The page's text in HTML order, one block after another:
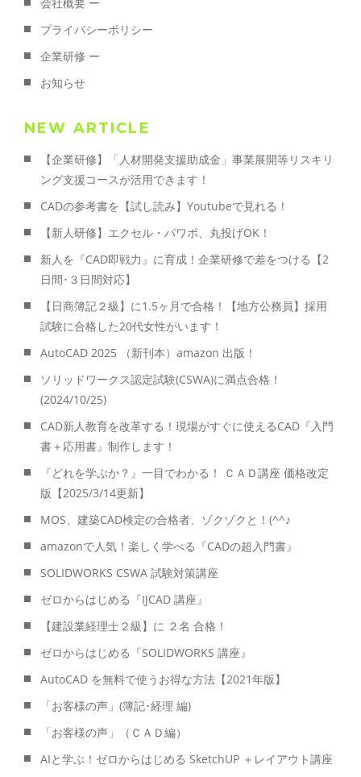
会社概要 ー
プライバシーポリシー
企業研修 ー
お知らせ
NEW ARTICLE
【企業研修】「人材開発支援助成金」事業展開等リスキリ
ング支援コースが活用できます！
CADの参考書を【試し読み】Youtubeで見れる！
【新人研修】エクセル・パワポ、丸投げOK！
新人を『CAD即戦力』に育成！企業研修で差をつける【2
日間･３日間対応】
【日商簿記２級】に1.5ヶ月で合格！【地方公務員】採用
試験に合格した20代女性がいます！
AutoCAD 2025 （新刊本）amazon 出版！
ソリッドワークス認定試験(CSWA)に満点合格！
(2024/10/25)
CAD新人教育を改革する！現場がすぐに使えるCAD『入門
書＋応用書』制作します！
『どれを学ぶか？』一目でわかる！ ＣＡＤ講座 価格改定
版【2025/3/14更新】
MOS、建築CAD検定の合格者、ゾクゾクと！(^^♪
amazonで人気！楽しく学べる『CADの超入門書』
SOLIDWORKS CSWA 試験対策講座
ゼロからはじめる『IJCAD 講座』
【建設業経理士２級】に ２名 合格！
ゼロからはじめる『SOLIDWORKS 講座』
AutoCAD を無料で使うお得な方法【2021年版】
「お客様の声」(簿記･経理 編)
「お客様の声」（ＣＡＤ編）
AIと学ぶ！ゼロからはじめる SketchUP ＋レイアウト講座